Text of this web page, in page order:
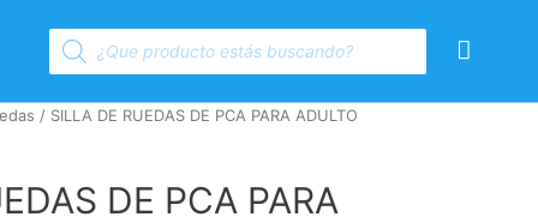
Products
search
/ SILLA DE RUEDAS DE PCA PARA ADULTO
DE PCA PARA